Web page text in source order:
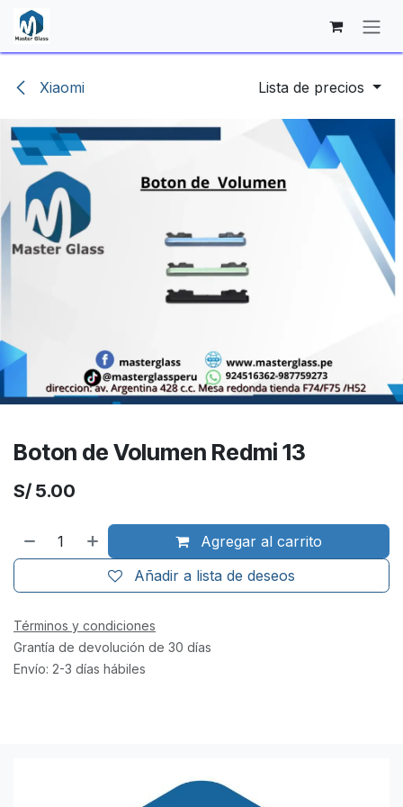
Ir al contenido
Xiaomi Lista de precios
Boton de Volumen Redmi 13
S/ 5.00
Agregar al carrito
Añadir a lista de deseos
Términos y condiciones
Grantía de devolución de 30 días
Envío: 2-3 días hábiles